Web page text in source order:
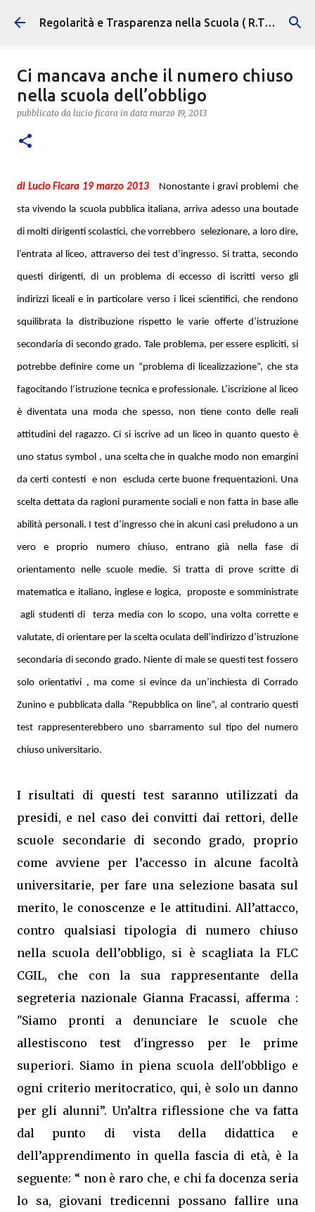
Passa ai contenuti principali Regolarità e Trasparenza nella Scuola ( R.T.S. )
Ci mancava anche il numero chiuso
nella scuola dell’obbligo
pubblicato da lucio ficara in data marzo 19, 2013
di Lucio Ficara 19 marzo 2013Nonostante i gravi problemi che
sta vivendo la scuola pubblica italiana, arriva adesso una boutade
di molti dirigenti scolastici, che vorrebbero selezionare, a loro dire,
l’entrata al liceo, attraverso dei test d’ingresso. Si tratta, secondo
questi dirigenti, di un problema di eccesso di iscritti verso gli
indirizzi liceali e in particolare verso i licei scientifici, che rendono
squilibrata la distribuzione rispetto le varie offerte d’istruzione
secondaria di secondo grado. Tale problema, per essere espliciti, si
potrebbe definire come un “problema di licealizzazione”, che sta
fagocitando l’istruzione tecnica e professionale. L’iscrizione al liceo
è diventata una moda che spesso, non tiene conto delle reali
attitudini del ragazzo. Ci si iscrive ad un liceo in quanto questo è
uno status symbol , una scelta che in qualche modo non emargini
da certi contesti e non escluda certe buone frequentazioni. Una
scelta dettata da ragioni puramente sociali e non fatta in base alle
abilità personali. I test d’ingresso che in alcuni casi preludono a un
vero e proprio numero chiuso, entrano già nella fase di
orientamento nelle scuole medie. Si tratta di prove scritte di
matematica e italiano, inglese e logica, proposte e somministrate
agli studenti di terza media con lo scopo, una volta corrette e
valutate, di orientare per la scelta oculata dell’indirizzo d’istruzione
secondaria di secondo grado. Niente di male se questi test fossero
solo orientativi , ma come si evince da un’inchiesta di Corrado
Zunino e pubblicata dalla “Repubblica on line”, al contrario questi
test rappresenterebbero uno sbarramento sul tipo del numero
chiuso universitario.
I risultati di questi test saranno utilizzati da
presidi, e nel caso dei convitti dai rettori, delle
scuole secondarie di secondo grado, proprio
come avviene per l’accesso in alcune facoltà
universitarie, per fare una selezione basata sul
merito, le conoscenze e le attitudini. All’attacco,
contro qualsiasi tipologia di numero chiuso
nella scuola dell’obbligo, si è scagliata la FLC
CGIL, che con la sua rappresentante della
segreteria nazionale Gianna Fracassi, afferma :
"Siamo pronti a denunciare le scuole che
allestiscono test d'ingresso per le prime
superiori. Siamo in piena scuola dell'obbligo e
ogni criterio meritocratico, qui, è solo un danno
per gli alunni”. Un’altra riflessione che va fatta
dal punto di vista della didattica e
dell’apprendimento in quella fascia di età, è la
seguente: “ non è raro che, e chi fa docenza seria
lo sa, giovani tredicenni possano fallire una